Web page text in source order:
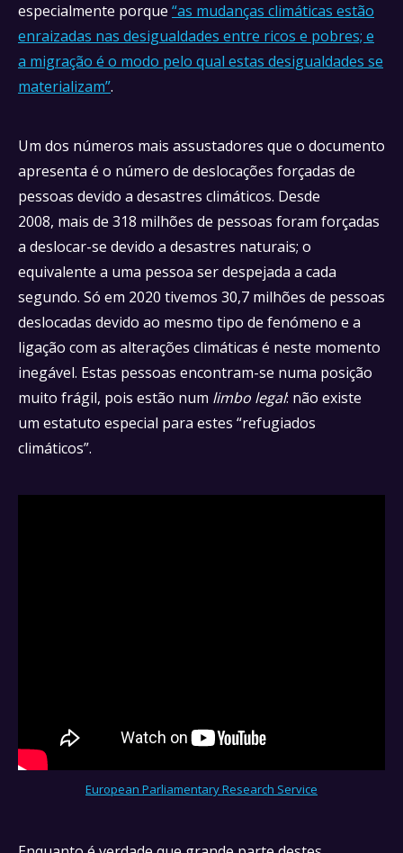
especialmente porque “as mudanças climáticas estão
enraizadas nas desigualdades entre ricos e pobres; e
a migração é o modo pelo qual estas desigualdades se
materializam”.
Um dos números mais assustadores que o documento
apresenta é o número de deslocações forçadas de
pessoas devido a desastres climáticos. Desde
2008, mais de 318 milhões de pessoas foram forçadas
a deslocar-se devido a desastres naturais; o
equivalente a uma pessoa ser despejada a cada
segundo. Só em 2020 tivemos 30,7 milhões de pessoas
deslocadas devido ao mesmo tipo de fenómeno e a
ligação com as alterações climáticas é neste momento
inegável. Estas pessoas encontram-se numa posição
muito frágil, pois estão num limbo legal: não existe
um estatuto especial para estes “refugiados
climáticos”.
European Parliamentary Research Service